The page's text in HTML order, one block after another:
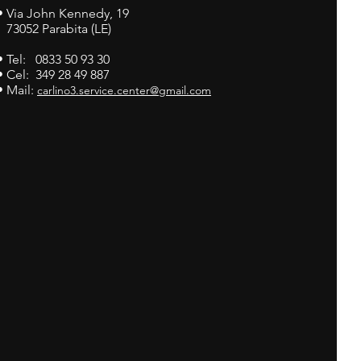
Via John Kennedy, 19
73052 Parabita (LE)
Tel: 0833 50 93 30
Cel: 349 28 49 887
Mail: carlino3.service.center@gmail.com